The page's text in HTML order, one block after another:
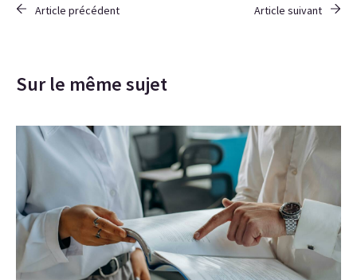
Article précédent Article suivant
Sur le même sujet